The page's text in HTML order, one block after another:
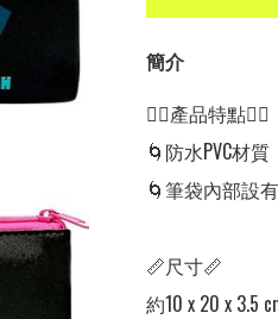
簡介
👍🏻產品特點👍🏻
🌀防水PVC材質
🌀筆袋內部設
📏尺寸📏
約10 x 20 x 3.5